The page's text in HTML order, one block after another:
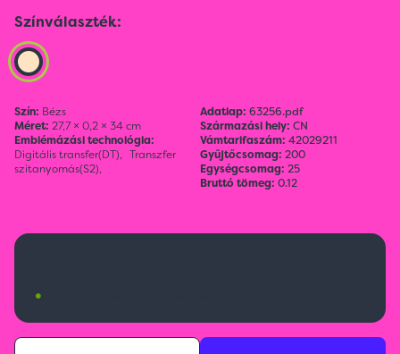
Színválaszték:
Szín: Bézs
Méret: 27,7 × 0,2 × 34 cm
Emblémázási technológia:
Digitális transfer(DT), Transzfer
szitanyomás(S2),
Adatlap: 63256.pdf
Származási hely: CN
Vámtarifaszám: 42029211
Gyűjtőcsomag: 200
Egységcsomag: 25
Bruttó tömeg: 0.12
•